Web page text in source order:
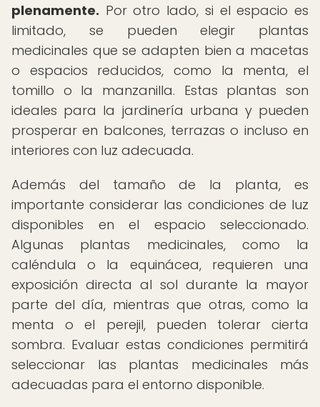
plenamente. Por otro lado, si el espacio es
limitado, se pueden elegir plantas
medicinales que se adapten bien a macetas
o espacios reducidos, como la menta, el
tomillo o la manzanilla. Estas plantas son
ideales para la jardinería urbana y pueden
prosperar en balcones, terrazas o incluso en
interiores con luz adecuada.
Además del tamaño de la planta, es
importante considerar las condiciones de luz
disponibles en el espacio seleccionado.
Algunas plantas medicinales, como la
caléndula o la equinácea, requieren una
exposición directa al sol durante la mayor
parte del día, mientras que otras, como la
menta o el perejil, pueden tolerar cierta
sombra. Evaluar estas condiciones permitirá
seleccionar las plantas medicinales más
adecuadas para el entorno disponible.